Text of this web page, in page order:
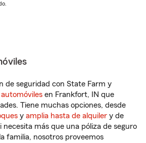
de seguridad con State Farm y
en Frankfort, IN que
Tiene muchas opciones, desde
y amplia hasta de alquiler y de
necesita más que una póliza de seguro
familia, nosotros proveemos